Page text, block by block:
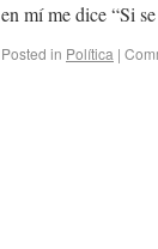
en mí me dice “Si
Posted in Política |